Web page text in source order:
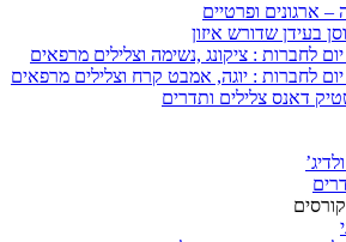
– ארגונים ופרטיים
בעידן שדורש איזון
לחברות : ציקונג ,נשימה וצלילים מרפאים
לחברות : יוגה, אמבט קרח וצלילים מרפאים
דאנס צלילים ותדרים